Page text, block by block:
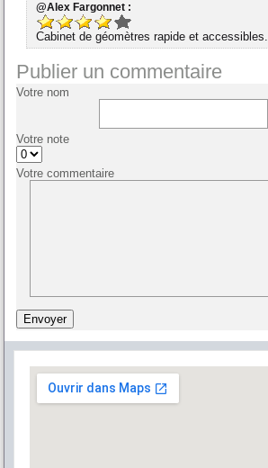
@Alex Fargonnet :
Cabinet de géomètres rapide et accessibles.
Publier un commentaire
Votre nom
Votre note
Votre commentaire